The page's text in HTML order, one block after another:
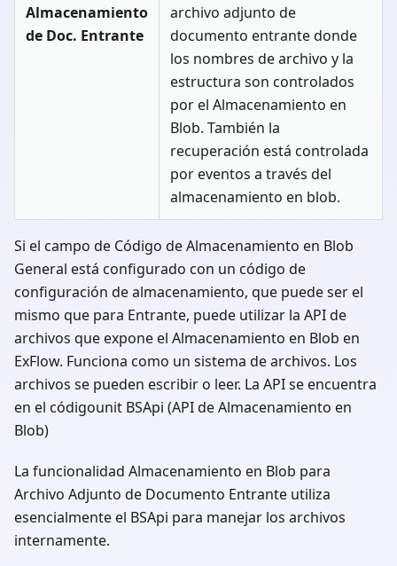
Almacenamiento
de Doc. Entrante
archivo adjunto de
documento entrante donde
los nombres de archivo y la
estructura son controlados
por el Almacenamiento en
Blob. También la
recuperación está controlada
por eventos a través del
almacenamiento en blob.
Si el campo de Código de Almacenamiento en Blob
General está configurado con un código de
configuración de almacenamiento, que puede ser el
mismo que para Entrante, puede utilizar la API de
archivos que expone el Almacenamiento en Blob en
ExFlow. Funciona como un sistema de archivos. Los
archivos se pueden escribir o leer. La API se encuentra
en el códigounit BSApi (API de Almacenamiento en
Blob)
La funcionalidad Almacenamiento en Blob para
Archivo Adjunto de Documento Entrante utiliza
esencialmente el BSApi para manejar los archivos
internamente.